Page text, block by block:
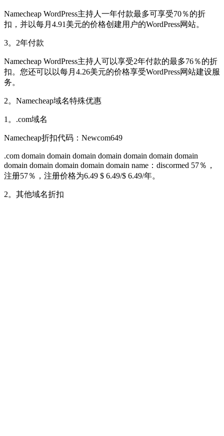
Namecheap WordPress主持人一年付款最多可享受70％的折
扣，并以每月4.91美元的价格创建用户的WordPress网站。
3。2年付款
Namecheap WordPress主持人可以享受2年付款的最多76％的折
扣。您还可以以每月4.26美元的价格享受WordPress网站建设服
务。
2。Namecheap域名特殊优惠
1。.com域名
Namecheap折扣代码：Newcom649
.com domain domain domain domain domain domain domain
domain domain domain domain domain name：discormed 57％，
注册57％，注册价格为6.49 $ 6.49/$ 6.49/年。
2。其他域名折扣